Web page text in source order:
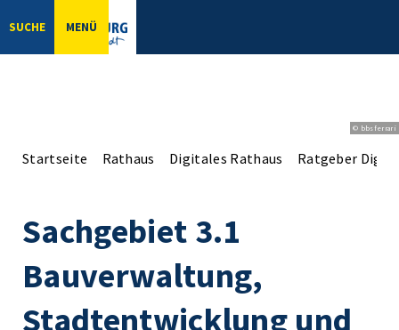
SUCHE MENÜ
© bbsferrari
Startseite Rathaus Digitales Rathaus Ratgeber
Sachgebiet 3.1
Bauverwaltung,
Stadtentwicklung und